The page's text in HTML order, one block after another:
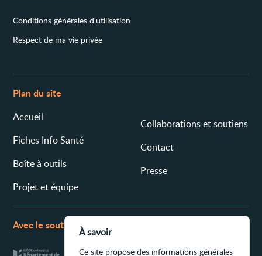
Conditions générales d'utilisation
Respect de ma vie privée
Plan du site
Accueil
Fiches Info Santé
Boîte à outils
Projet et équipe
Collaborations et soutiens
Contact
Presse
Avec le soutien de
À savoir
Ce site propose des informations générales